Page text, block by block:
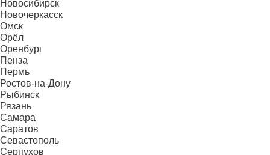
Новосибирск
Новочеркасск
Омск
Орёл
Оренбург
Пенза
Пермь
Ростов-на-Дону
Рыбинск
Рязань
Самара
Саратов
Севастополь
Серпухов